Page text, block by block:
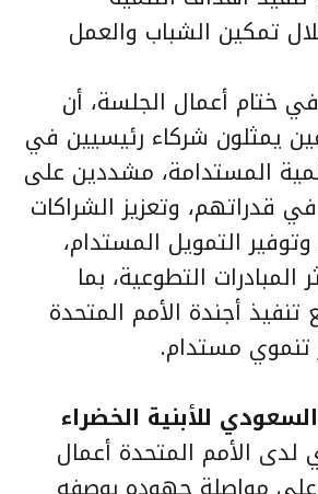
تمكين الشباب والعمل
ختام أعمال الجلسة، أن
يمثلون شركاء رئيسيين في
المستدامة، مشددين على
قدراتهم، وتعزيز الشراكات
التمويل المستدام،
التطوعية، بما
أجندة الأمم المتحدة
للأبنية الخضراء
لدى الأمم المتحدة أعمال